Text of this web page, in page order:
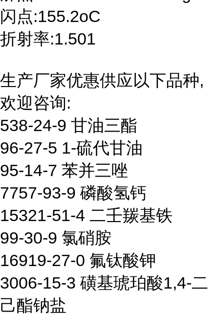
闪点:155.2oC
折射率:1.501
生产厂家优惠供应以下品种,
欢迎咨询:
538-24-9 甘油三酯
96-27-5 1-硫代甘油
95-14-7 苯并三唑
7757-93-9 磷酸氢钙
15321-51-4 二壬羰基铁
99-30-9 氯硝胺
16919-27-0 氟钛酸钾
3006-15-3 磺基琥珀酸1,4-二
己酯钠盐